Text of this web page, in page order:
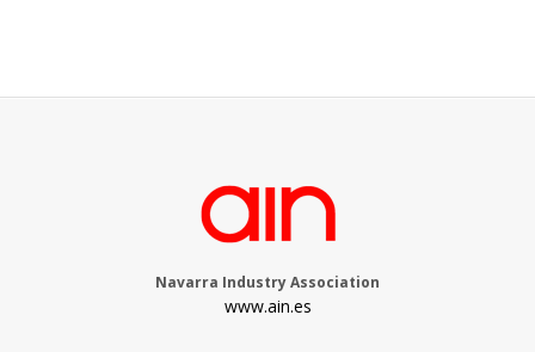
Navarra Industry Association
www.ain.es